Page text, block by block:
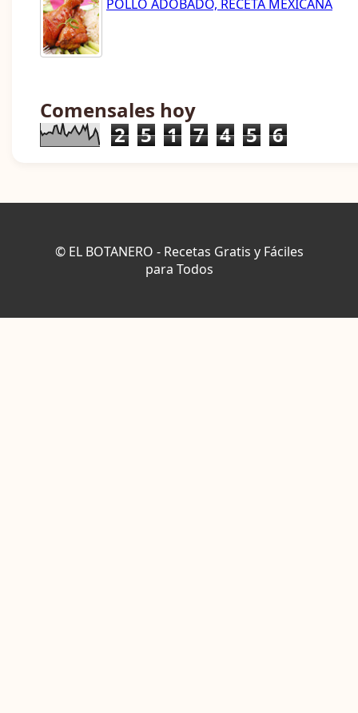
POLLO ADOBADO, RECETA MEXICANA
Comensales hoy
2 5 1 7 4 5 6
© EL BOTANERO - Recetas Gratis y Fáciles
para Todos